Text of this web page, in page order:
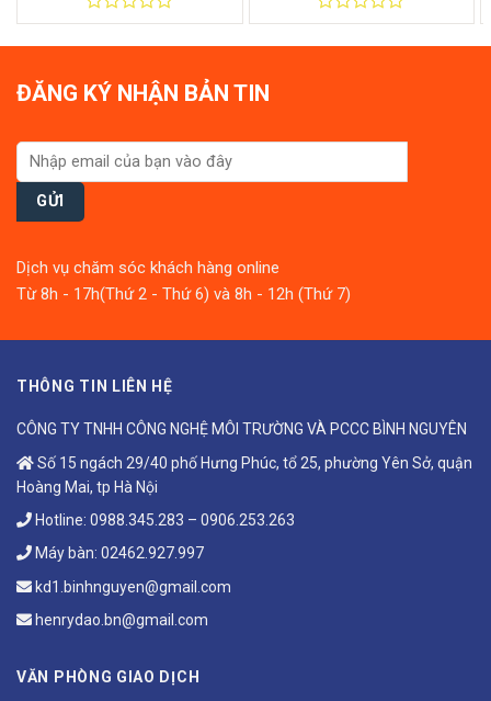
0
out
0
out
ĐĂNG KÝ NHẬN BẢN TIN
Dịch vụ chăm sóc khách hàng online
Từ 8h - 17h(Thứ 2 - Thứ 6) và 8h - 12h (Thứ 7)
THÔNG TIN LIÊN HỆ
CÔNG TY TNHH CÔNG NGHỆ MÔI TRƯỜNG VÀ PCCC BÌNH NGUYÊN
Số 15 ngách 29/40 phố Hưng Phúc, tổ 25, phường Yên Sở, quận
Hoàng Mai, tp Hà Nội
Hotline: 0988.345.283 – 0906.253.263
Máy bàn: 02462.927.997
kd1.binhnguyen@gmail.com
henrydao.bn@gmail.com
VĂN PHÒNG GIAO DỊCH